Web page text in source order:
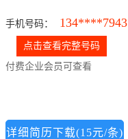
手机号码： 134****7943
点击查看完整号码
付费企业会员可查看
详细简历下载(15元/条)